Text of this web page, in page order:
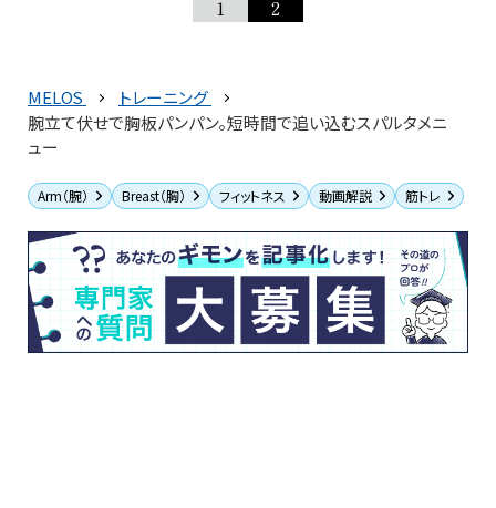
1 2
MELOS
トレーニング
腕立て伏せで胸板パンパン。短時間で追い込むスパルタメニ
ュー
Arm（腕） Breast（胸） フィットネス 動画解説 筋トレ